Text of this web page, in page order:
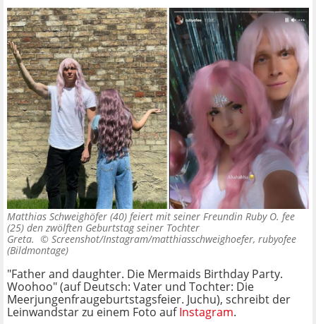
Matthias Schweighöfer (40) feiert mit seiner Freundin Ruby O. fee
(25) den zwölften Geburtstag seiner Tochter
Greta. © Screenshot/Instagram/matthiasschweighoefer, rubyofee
(Bildmontage)
"Father and daughter. Die Mermaids Birthday Party.
Woohoo" (auf Deutsch: Vater und Tochter: Die
Meerjungenfraugeburtstagsfeier. Juchu), schreibt der
Leinwandstar zu einem Foto aufInstagram.